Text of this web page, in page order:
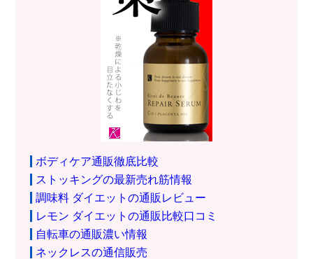
ボディケア通販徹底比較
ストッキングの最新売れ筋情報
調味料 ダイエットの通販レビュー
レモン ダイエットの通販比較口コミ
自転車の通販濃い情報
ネックレスの通信販売